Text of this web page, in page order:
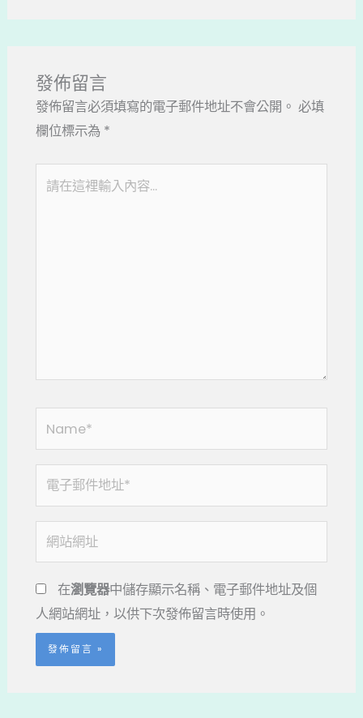
發佈留言
發佈留言必須填寫的電子郵件地址不會公開。 必填
欄位標示為 *
郵
件
址
*
網
址
在瀏覽器中儲存顯示名稱、電子郵件地址及個
人網站網址，以供下次發佈留言時使用。